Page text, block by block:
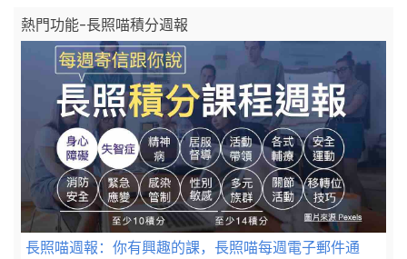
熱門功能-長照喵積分週報
長照喵週報：你有興趣的課，長照喵每週電子郵件通